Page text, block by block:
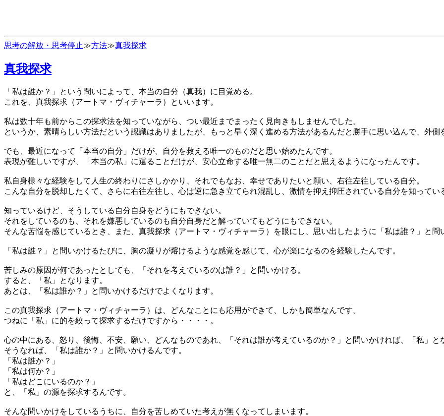
思考の解放・思考停止≫方法≫真我探求
真我探求
「私は誰か？」という問いによって、本当の自分（真我）に目覚める。
これを、真我探求（アートマ・ヴィチャーラ）といいます。
私は数十年も前からこの探求法を知っていながら、つい最近までまったく見向きもしませんでした。
というか、素晴らしい方法だという認識はありましたが、もっと早く深く進める方法があるんだと勝手に思い込んで、外側
でも、最近になって「本当の自分」だけが、自分を救える唯一のものだと思い始めたんです。
表現が難しいですが、「本当の私」に還ることだけが、安心立命する唯一無二のことだと思えるようになったんです。
私自身様々な経験をして人生の終わりにさしかかり、それでもなお、幸せでありたいと願い、右往左往している自分。
こんな自分を脱却したくて、さらに右往左往し、心は逆に急き立てられ混乱し、激情を抑え抑圧されている自分を知ってい
知っているけど、そうしている自分自身をどうにもできない。
それをしているのも、それを嫌悪しているのも自分自身だと解っていてもどうにもできない。
そんな苦悩を感じているとき、また、真我探求（アートマ・ヴィチャーラ）を眼にし、思い出したように「私は誰？」と問
「私は誰？」と問いかけるたびに、胸の凝りが熔けるような感覚を感じて、心が楽になるのを経験したんです。
苦しみの原因が何であったとしても、「それを考えているのは誰？」と問いかける。
すると、「私」となります。
あとは、「私は誰か？」と問いかけるだけでよくなります。
この真我探求（アートマ・ヴィチャーラ）は、どんなことにも応用ができて、しかも簡単なんです。
つねに「私」に的を絞って探求するだけですから・・・・。
心の中にある、怒り、後悔、不安、願い、どんなものであれ、「それは誰が考えているのか？」と問いかければ、「私」と
そうなれば、「私は誰か？」と問いかけるんです。
「私は誰か？」
「私は何か？」
「私はどこにいるのか？」
と、「私」の源を探求するんです。
そんな問いかけをしているうちに、自分を苦しめていた考えが無くなってしまいます。